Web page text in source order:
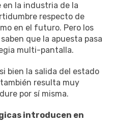
en la industria de la
respecto de
en el futuro. Pero los
que la apuesta pasa
multi-pantalla.
bien la salida del estado
resulta muy
por sí misma.
introducen en